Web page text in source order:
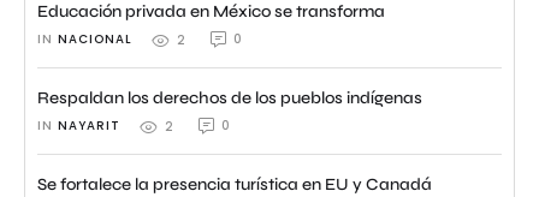
Educación privada en México se transforma
IN NACIONAL 2 0
Respaldan los derechos de los pueblos indígenas
IN NAYARIT 2 0
Se fortalece la presencia turística en EU y Canadá